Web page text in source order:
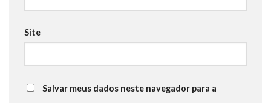
Site
Salvar meus dados neste navegador para a